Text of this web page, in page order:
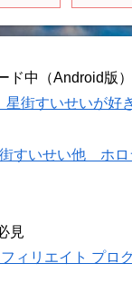
ド中（Android版）
街すいせいが好
すいせい他 ホロ
見
ィリエイト プロ